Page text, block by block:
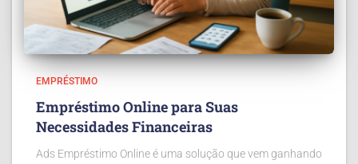
EMPRÉSTIMO
Empréstimo Online para Suas
Necessidades Financeiras
Ads Empréstimo Online é uma solução que vem ganhando